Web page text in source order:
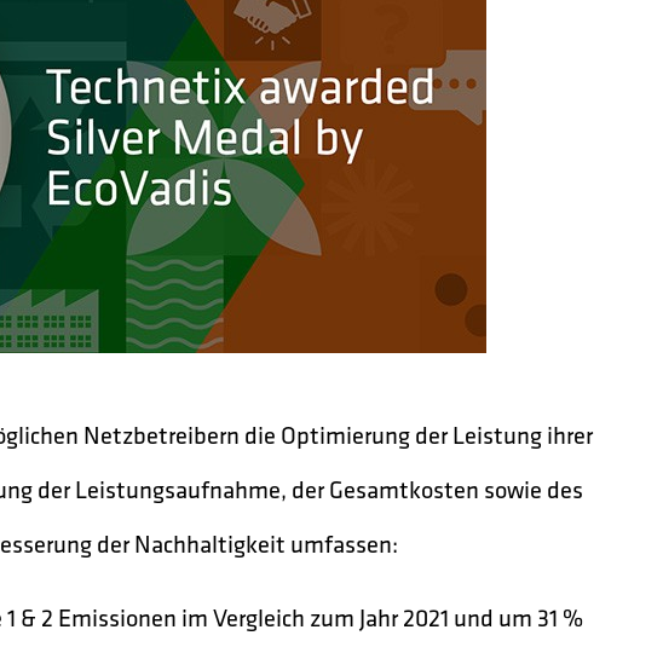
Netzbetreibern die Optimierung der Leistung ihrer
der Leistungsaufnahme, der Gesamtkosten sowie des
der Nachhaltigkeit umfassen:
& 2 Emissionen im Vergleich zum Jahr 2021 und um 31 %